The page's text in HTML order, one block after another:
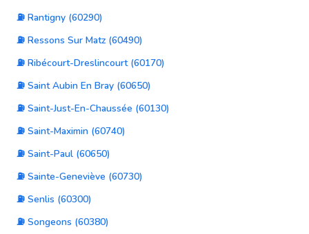
⛽ Rantigny (60290)
⛽ Ressons Sur Matz (60490)
⛽ Ribécourt-Dreslincourt (60170)
⛽ Saint Aubin En Bray (60650)
⛽ Saint-Just-En-Chaussée (60130)
⛽ Saint-Maximin (60740)
⛽ Saint-Paul (60650)
⛽ Sainte-Geneviève (60730)
⛽ Senlis (60300)
⛽ Songeons (60380)